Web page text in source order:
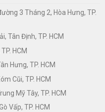
3 Tháng 2, Hòa Hưng, TP.
Tân Định, TP. HCM
HCM
Hưng, TP. HCM
Cũi, TP. HCM
Mỹ Tây, TP. HCM
Vấp, TP. HCM